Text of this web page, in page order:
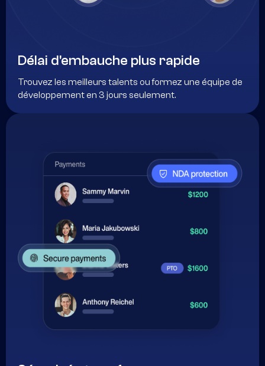
Délai d'embauche plus rapide
Trouvez les meilleurs talents ou formez une équipe de
développement en 3 jours seulement.